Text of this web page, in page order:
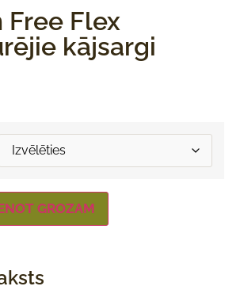
Free Flex
kājsargi
GROZAM